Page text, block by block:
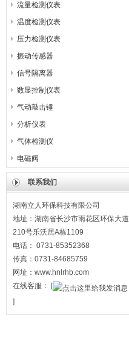
流量检测仪表
温度检测仪表
压力检测仪表
振动传感器
信号隔离器
数显控制仪表
气动敲击锤
分析仪表
气体检测仪
电磁阀
联系我们
湖南立人环保科技有限公司
地址：湖南省长沙市雨花区环保大道
210号乐沃居A栋1109
电话： 0731-85352368
传真：0731-84685759
网址：www.hnlrhb.com
在线客服：
[
]